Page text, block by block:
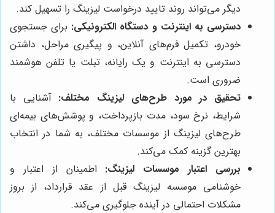
دیگر می‌تواند روند تایید درخواست لیزینگ را تسهیل کند.
دسترسی به اینترنت و دستگاه الکترونیکی: برای جستجوی
خودرو، تکمیل فرم‌های آنلاین، و پیگیری مراحل، داشتن
دسترسی به اینترنت و یک رایانه، تبلت یا تلفن هوشمند
ضروری است.
تحقیق در مورد طرح‌های لیزینگ مختلف: آشنایی با
شرایط، نرخ سود، مدت بازپرداخت، و پوشش‌های بیمه‌ای
طرح‌های لیزینگ از موسسات مختلف، به شما در انتخاب
بهترین گزینه کمک می‌کند.
بررسی اعتبار موسسات لیزینگ: اطمینان از اعتبار و
خوشنامی موسسه لیزینگ قبل از عقد قرارداد، از بروز
مشکلات احتمالی در آینده جلوگیری می‌کند.